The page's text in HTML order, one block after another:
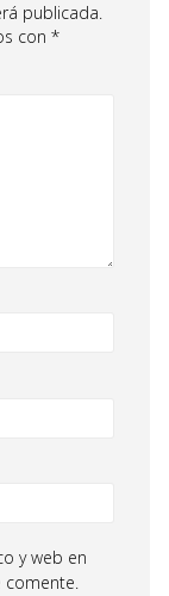
publicada.
con *
y web en
comente.